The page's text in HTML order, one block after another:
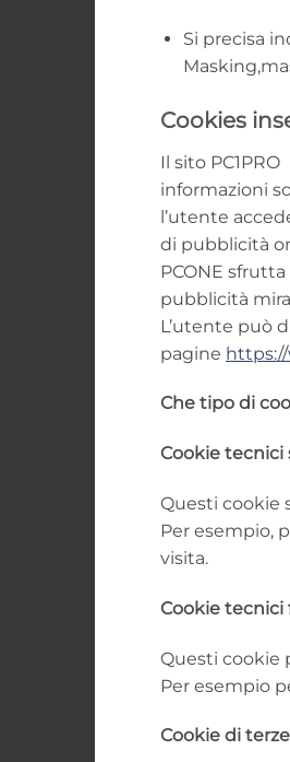
Si precisa
Cookies
Il sito
informazioni
l’utente
di pubblicità
PCONE
pubblicità
L’utente può
pagine
Che tipo di
Cookie
Questi cookie
Per esempio,
visita.
Cookie tecnici
Questi cookie
Per esempio
Cookie di